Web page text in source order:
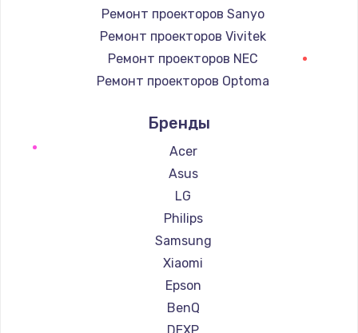
Ремонт проекторов Sanyo
Ремонт проекторов Vivitek
Ремонт проекторов NEC
Ремонт проекторов Optoma
Ремонт проекторов Infocus
Ремонт проекторов Barco
Ремонт проекторов Xgimi
Ремонт проекторов Canon
Ремонт проекторов JVC
Ремонт проекторов Casio
Ремонт проекторов Hiper
Ремонт проекторов HITACHI
Ремонт проекторов Panasonic
Ремонт проекторов Hisense
Бренды
Acer
Asus
LG
Philips
Samsung
Xiaomi
Epson
BenQ
DEXP